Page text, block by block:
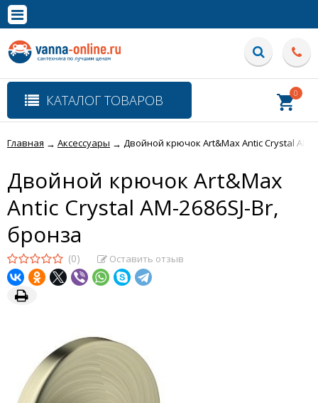
Полная версия сайта
КАТАЛОГ ТОВАРОВ 0
Главная → Аксессуары → Двойной крючок Art&Max Antic Crystal AM-
Двойной крючок Art&Max
Antic Crystal AM-2686SJ-Br,
бронза
(0) Оставить отзыв